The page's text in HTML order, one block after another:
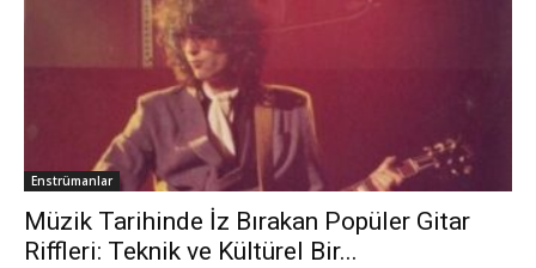
Enstrümanlar
Müzik Tarihinde İz Bırakan Popüler Gitar
Riffleri: Teknik ve Kültürel Bir...